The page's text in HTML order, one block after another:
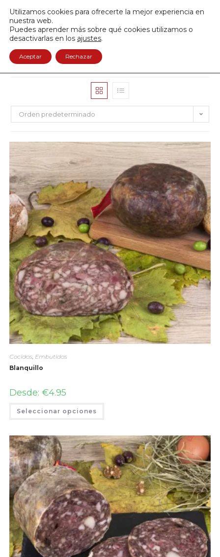
Envío GRATIS a partir de 50€
Orden predeterminado
Cocidos Embutidos
Blanquillo
Desde: €4.95
Seleccionar opciones
Utilizamos cookies para ofrecerte la mejor experiencia en
nuestra web.
Puedes aprender más sobre qué cookies utilizamos o
desactivarlas en los ajustes.
Aceptar Rechazar